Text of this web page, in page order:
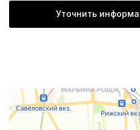
Уточнить